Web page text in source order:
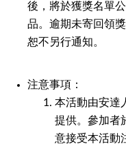
後，將於獲獎名單
品。逾期未寄回領
恕不另行通知。
注意事項：
本活動由安達
提供。參加者
意接受本活動